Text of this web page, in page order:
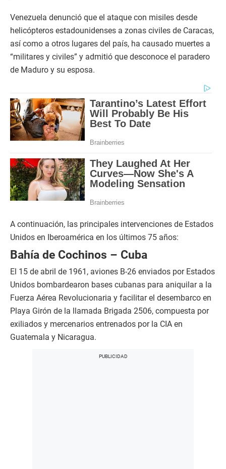
Venezuela denunció que el ataque con misiles desde
helicópteros estadounidenses a zonas civiles de Caracas,
así como a otros lugares del país, ha causado muertes a
“militares y civiles” y admitió que desconoce el paradero
de Maduro y su esposa.
A continuación, las principales intervenciones de Estados
Unidos en Iberoamérica en los últimos 75 años:
Bahía de Cochinos – Cuba
El 15 de abril de 1961, aviones B-26 enviados por Estados
Unidos bombardearon bases cubanas para aniquilar a la
Fuerza Aérea Revolucionaria y facilitar el desembarco en
Playa Girón de la llamada Brigada 2506, compuesta por
exiliados y mercenarios entrenados por la CIA en
Guatemala y Nicaragua.